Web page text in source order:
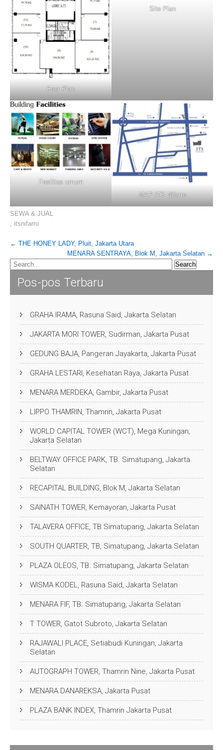
Foor Plan
Site Plan
Fasilitas umum
MAP ITS Nifarro
SEWA & JUAL
, itsnifarro
Post
navigation
← THE HONEY LADY, Pluit, Jakarta Utara
MENARA SENTRAYA, Blok M, Jakarta Selatan →
Pos-pos Terbaru
GRAHA IRAMA, Rasuna Said, Jakarta Selatan
JAKARTA MORI TOWER, Sudirman, Jakarta Pusat
GEDUNG BAJA, Pangeran Jayakarta, Jakarta Pusat
GRAHA LESTARI, Kesehatan Raya, Jakarta Pusat
MENARA MERDEKA, Gambir, Jakarta Pusat
LIPPO THAMRIN, Thamrin, Jakarta Pusat
WORLD CAPITAL TOWER (WCT), Mega Kuningan,
Jakarta Selatan
BELTWAY OFFICE PARK, TB. Simatupang, Jakarta
Selatan
RECAPITAL BUILDING, Blok M, Jakarta Selatan
SAINATH TOWER, Kemayoran, Jakarta Pusat
TALAVERA OFFICE, TB Simatupang, Jakarta Selatan
SOUTH QUARTER, TB, Simatupang, Jakarta Selatan
PLAZA OLEOS, TB. Simatupang, Jakarta Selatan
WISMA KODEL, Rasuna Said, Jakarta Selatan
MENARA FIF, TB. Simatupang, Jakarta Selatan
T TOWER, Gatot Subroto, Jakarta Selatan
RAJAWALI PLACE, Setiabudi Kuningan, Jakarta
Selatan
AUTOGRAPH TOWER, Thamrin Nine, Jakarta Pusat
MENARA DANAREKSA, Jakarta Pusat
PLAZA BANK INDEX, Thamrin Jakarta Pusat